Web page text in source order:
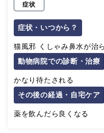
症状
症状・いつから？
猫風邪 くしゃみ鼻水が治
動物病院での診断・治療
かなり待たされる
その後の経過・自宅ケア
薬を飲んだら良くなる